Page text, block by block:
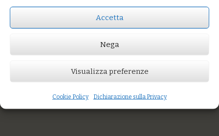
Accetta
Nega
Visualizza preferenze
Cookie Policy Dichiarazione sulla Privacy
Portion Size
You might also like